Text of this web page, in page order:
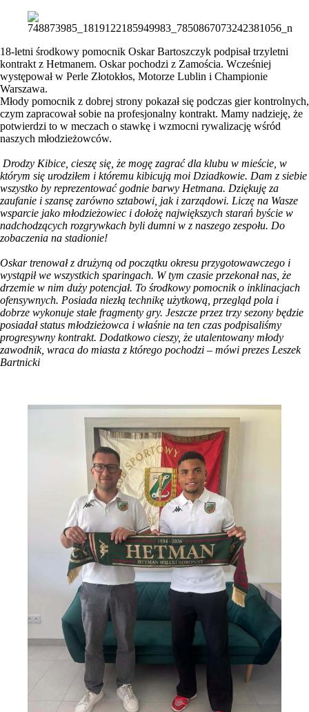
18-letni środkowy pomocnik Oskar Bartoszczyk podpisał trzyletni
kontrakt z Hetmanem. Oskar pochodzi z Zamościa. Wcześniej
występował w Perle Złotokłos, Motorze Lublin i Championie
Warszawa.
Młody pomocnik z dobrej strony pokazał się podczas gier kontrolnych,
czym zapracował sobie na profesjonalny kontrakt. Mamy nadzieję, że
potwierdzi to w meczach o stawkę i wzmocni rywalizację wśród
naszych młodzieżowców.
Drodzy Kibice, cieszę się, że mogę zagrać dla klubu w mieście, w
którym się urodziłem i któremu kibicują moi Dziadkowie. Dam z siebie
wszystko by reprezentować godnie barwy Hetmana. Dziękuję za
zaufanie i szansę zarówno sztabowi, jak i zarządowi. Liczę na Wasze
wsparcie jako młodzieżowiec i dołożę największych starań byście w
nadchodzących rozgrywkach byli dumni w z naszego zespołu. Do
zobaczenia na stadionie!
Oskar trenował z drużyną od początku okresu przygotowawczego i
wystąpił we wszystkich sparingach. W tym czasie przekonał nas, że
drzemie w nim duży potencjał. To środkowy pomocnik o inklinacjach
ofensywnych. Posiada niezłą technikę użytkową, przegląd pola i
dobrze wykonuje stałe fragmenty gry. Jeszcze przez trzy sezony będzie
posiadał status młodzieżowca i właśnie na ten czas podpisaliśmy
progresywny kontrakt. Dodatkowo cieszy, że utalentowany młody
zawodnik, wraca do miasta z którego pochodzi – mówi prezes Leszek
Bartnicki